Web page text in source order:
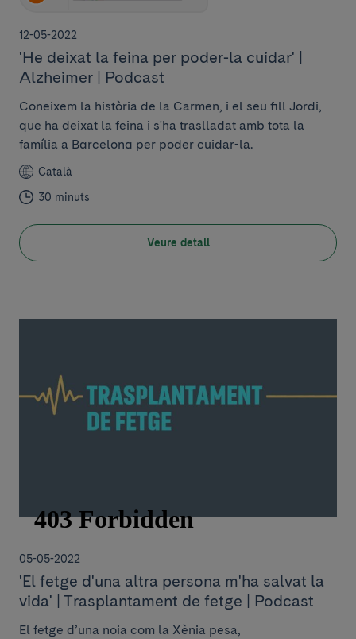
12-05-2022
'He deixat la feina per poder-la cuidar' |
Alzheimer | Podcast
Coneixem la història de la Carmen, i el seu fill Jordi,
que ha deixat la feina i s'ha traslladat amb tota la
família a Barcelona per poder cuidar-la.
Català
30 minuts
Veure detall
05-05-2022
'El fetge d'una altra persona m'ha salvat la
vida' | Trasplantament de fetge | Podcast
El fetge d’una noia com la Xènia pesa,